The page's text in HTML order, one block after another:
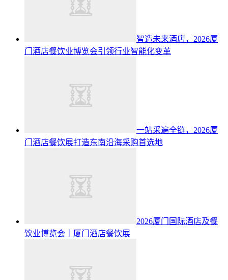
智造未来酒店，2026厦
门酒店餐饮业博览会引领行业智能化变革
一站采遍全链，2026厦
门酒店餐饮展打造东南沿海采购首选地
2026厦门国际酒店及餐
饮业博览会｜厦门酒店餐饮展